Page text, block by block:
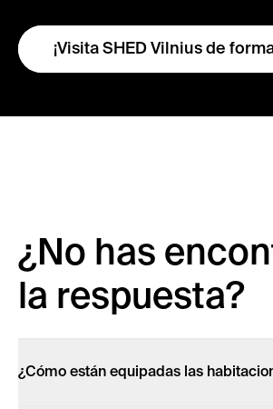
¡Visita SHED Vilnius de
¿No has
la respuesta?
¿Cómo están equipadas las